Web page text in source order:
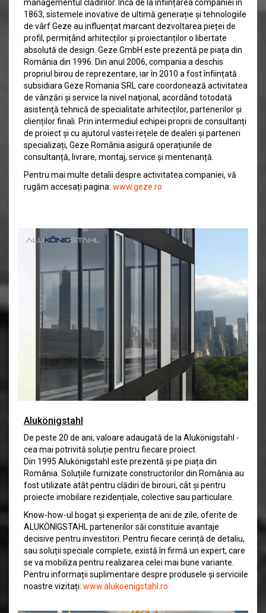
managementul clădirilor. Încă de la înființarea companiei în
1863, sistemele inovative de ultimă generație și tehnologiile
de vârf Geze au influențat marcant dezvoltarea pieței de
profil, permițând arhitecților și proiectanților o libertate
absolută de design. Geze GmbH este prezentă pe piața din
România din 1996. Din anul 2006, compania a deschis
propriul birou de reprezentare, iar în 2010 a fost înființată
subsidiara Geze Romania SRL care coordonează activitatea
de vânzări și service la nivel naţional, acordând totodată
asistenţă tehnică de specialitate arhitecților, partenerilor și
clienților finali. Prin intermediul echipei proprii de consultanți
de proiect și cu ajutorul vastei rețele de dealeri și parteneri
specializați, Geze România asigură operațiunile de
consultanță, livrare, montaj, service și mentenanță.
Pentru mai multe detalii despre activitatea companiei, vă
rugăm accesați pagina: www.geze.ro
Alukönigstahl
De peste 20 de ani, valoare adaugată de la Alukönigstahl -
cea mai potrivită soluție pentru fiecare proiect.
Din 1995 Alukönigstahl este prezentă și pe piața din
România. Soluțiile furnizate constructorilor din România au
fost utilizate atât pentru clădiri de birouri, cât și pentru
proiecte imobilare rezidențiale, colective sau particulare.
Know-how-ul bogat și experiența de ani de zile, oferite de
ALUKÖNIGSTAHL partenerilor săi constituie avantaje
decisive pentru investitori. Pentru fiecare cerință de detaliu,
sau soluții speciale complete, există în firmă un expert, care
se va mobiliza pentru realizarea celei mai bune variante.
Pentru informații suplimentare despre produsele și serviciile
noastre vizitați: www.alukoenigstahl.ro